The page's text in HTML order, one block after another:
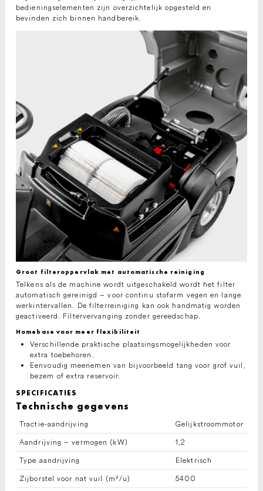
bedieningselementen zijn overzichtelijk opgesteld en
bevinden zich binnen handbereik.
Groot filteroppervlak met automatische reiniging
Telkens als de machine wordt uitgeschakeld wordt het filter
automatisch gereinigd – voor continu stofarm vegen en lange
werkintervallen. De filterreiniging kan ook handmatig worden
geactiveerd. Filtervervanging zonder gereedschap.
Homebase voor meer flexibiliteit
Verschillende praktische plaatsingsmogelijkheden voor
extra toebehoren.
Eenvoudig meenemen van bijvoorbeeld tang voor grof vuil,
bezem of extra reservoir.
SPECIFICATIES
Technische gegevens
Tractie-aandrijving Gelijkstroommotor
Aandrijving – vermogen (kW) 1,2
Type aandrijving Elektrisch
Zijborstel voor nat vuil (m²/u) 5400